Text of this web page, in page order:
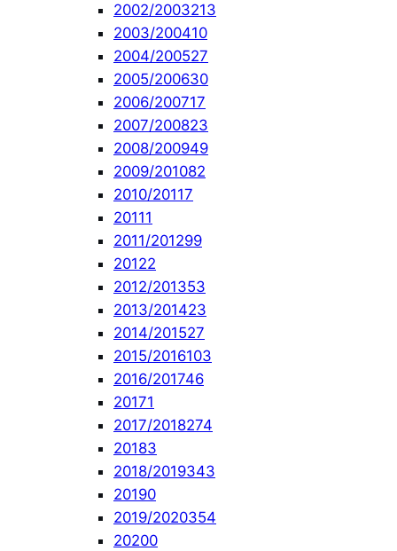
2002/2003213
2003/200410
2004/200527
2005/200630
2006/200717
2007/200823
2008/200949
2009/201082
2010/20117
20111
2011/201299
20122
2012/201353
2013/201423
2014/201527
2015/2016103
2016/201746
20171
2017/2018274
20183
2018/2019343
20190
2019/2020354
20200